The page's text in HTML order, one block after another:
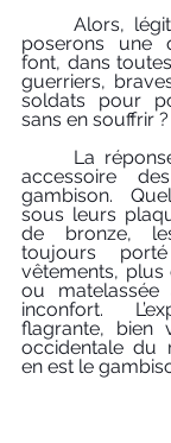
poserons une
font, dans
guerriers,
soldats pour
sans en souffrir ?
accessoire
gambison.
sous leurs
de bronze,
toujours
vêtements, plus
ou matelassée
inconfort.
flagrante, bien
occidentale du
en est le